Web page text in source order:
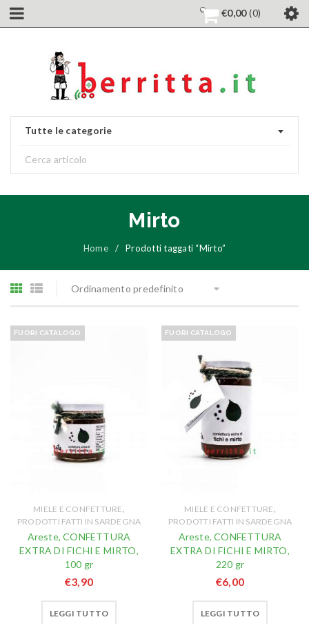
€0,00 0
Tutte le categorie
Mirto
Home / Prodotti taggati “Mirto”
Ordinamento predefinito
FUORI CATALOGO
MIELE E CONFETTURE,
PRODOTTI FATTI IN SARDEGNA
Areste, CONFETTURA
EXTRA DI FICHI E MIRTO,
100 gr
€3,90
LEGGI TUTTO
FUORI CATALOGO
MIELE E CONFETTURE,
PRODOTTI FATTI IN SARDEGNA
Areste, CONFETTURA
EXTRA DI FICHI E MIRTO,
220 gr
€6,00
LEGGI TUTTO